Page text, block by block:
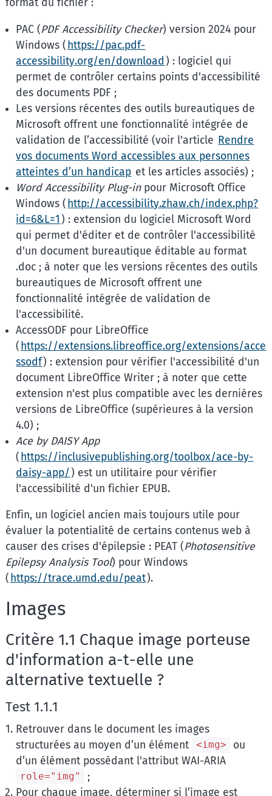
format du fichier :
PAC (PDF Accessibility Checker) version 2024 pour
Windows (https://pac.pdf-
accessibility.org/en/download ) : logiciel qui
permet de contrôler certains points d'accessibilité
des documents PDF ;
Les versions récentes des outils bureautiques de
Microsoft offrent une fonctionnalité intégrée de
validation de l’accessibilité (voir l'article Rendre
vos documents Word accessibles aux personnes
atteintes d’un handicap et les articles associés) ;
Word Accessibility Plug-inpour Microsoft Office
Windows (http://accessibility.zhaw.ch/index.php?
id=6&L=1 ) : extension du logiciel Microsoft Word
qui permet d'éditer et de contrôler l'accessibilité
d'un document bureautique éditable au format
.doc ; à noter que les versions récentes des outils
bureautiques de Microsoft offrent une
fonctionnalité intégrée de validation de
l'accessibilité.
AccessODF pour LibreOffice
(https://extensions.libreoffice.org/extensions/acce
ssodf) : extension pour vérifier l'accessibilité d'un
document LibreOffice Writer ; à noter que cette
extension n'est plus compatible avec les dernières
versions de LibreOffice (supérieures à la version
4.0) ;
Ace by DAISY App
(https://inclusivepublishing.org/toolbox/ace-by-
daisy-app/) est un utilitaire pour vérifier
l'accessibilité d'un fichier EPUB.
Enfin, un logiciel ancien mais toujours utile pour
évaluer la potentialité de certains contenus web à
causer des crises d'épilepsie : PEAT (Photosensitive
Epilepsy Analysis Tool) pour Windows
(https://trace.umd.edu/peat).
Images
Critère 1.1 Chaque image porteuse
d'information a-t-elle une
alternative textuelle ?
Test 1.1.1
Retrouver dans le document les images
structurées au moyen d’un élément <img>
ou
d’un élément possédant l'attribut WAI-ARIA
role="img"
;
Pour chaque image, déterminer si l’image est